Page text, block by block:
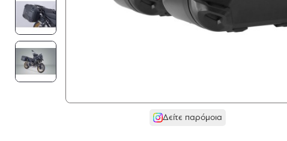
Δείτε παρόμοια